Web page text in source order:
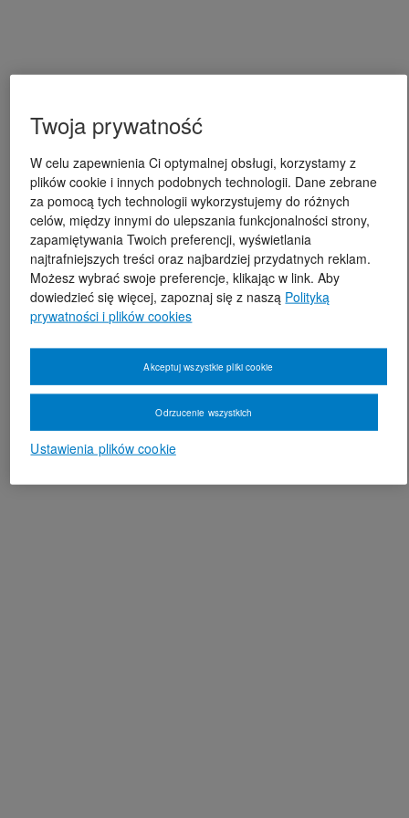
Twoja prywatność
W celu zapewnienia Ci optymalnej obsługi, korzystamy z
plików cookie i innych podobnych technologii. Dane zebrane
za pomocą tych technologii wykorzystujemy do różnych
celów, między innymi do ulepszania funkcjonalności strony,
zapamiętywania Twoich preferencji, wyświetlania
najtrafniejszych treści oraz najbardziej przydatnych reklam.
Możesz wybrać swoje preferencje, klikając w link. Aby
dowiedzieć się więcej, zapoznaj się z naszą Polityką
prywatności i plików cookies
Ustawienia plików cookie
Odrzucenie wszystkich
Akceptuj wszystkie pliki cookie